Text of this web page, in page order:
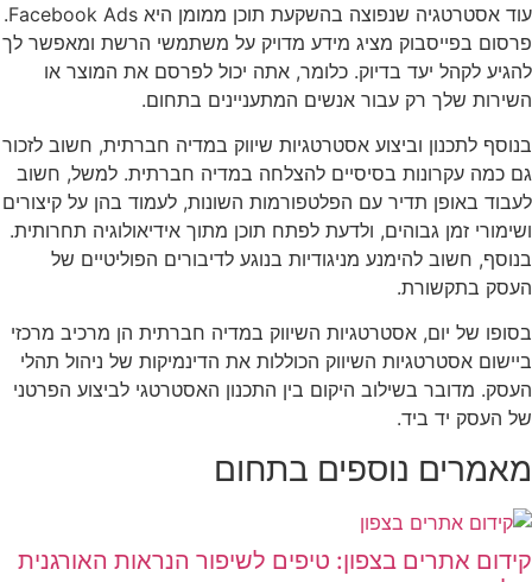
עוד אסטרטגיה שנפוצה בהשקעת תוכן ממומן היא Facebook Ads.
פרסום בפייסבוק מציג מידע מדויק על משתמשי הרשת ומאפשר לך
להגיע לקהל יעד בדיוק. כלומר, אתה יכול לפרסם את המוצר או
השירות שלך רק עבור אנשים המתעניינים בתחום.
בנוסף לתכנון וביצוע אסטרטגיות שיווק במדיה חברתית, חשוב לזכור
גם כמה עקרונות בסיסיים להצלחה במדיה חברתית. למשל, חשוב
לעבוד באופן תדיר עם הפלטפורמות השונות, לעמוד בהן על קיצורים
ושימורי זמן גבוהים, ולדעת לפתח תוכן מתוך אידיאולוגיה תחרותית.
בנוסף, חשוב להימנע מניגודיות בנוגע לדיבורים הפוליטיים של
העסק בתקשורת.
בסופו של יום, אסטרטגיות השיווק במדיה חברתית הן מרכיב מרכזי
ביישום אסטרטגיות השיווק הכוללות את הדינמיקות של ניהול תהלי
העסק. מדובר בשילוב היקום בין התכנון האסטרטגי לביצוע הפרטני
של העסק יד ביד.
מאמרים נוספים בתחום
קידום אתרים בצפון: טיפים לשיפור הנראות האורגנית